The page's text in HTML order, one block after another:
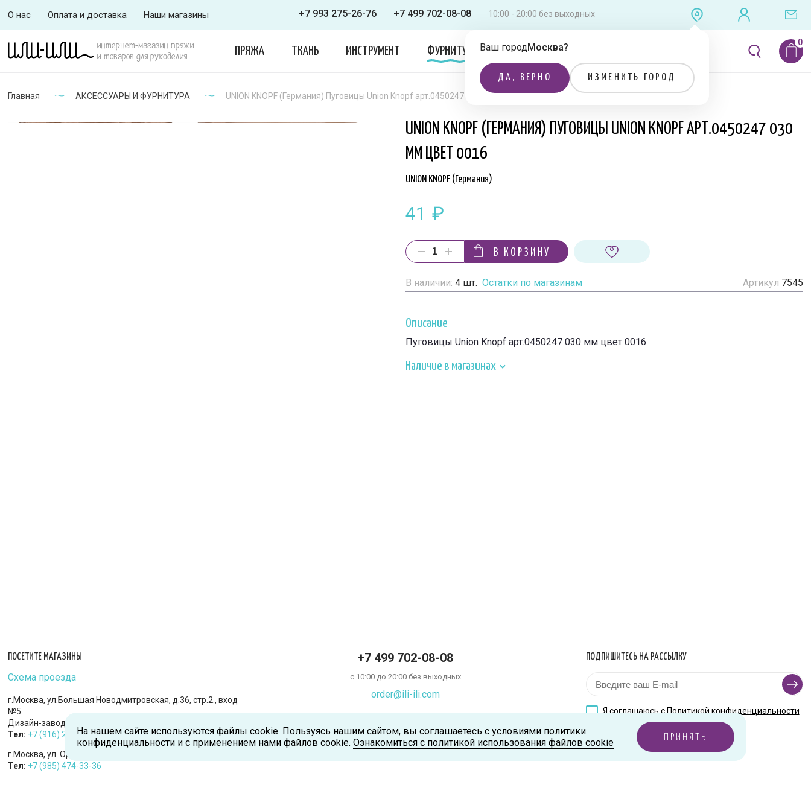
О нас Оплата и доставка Наши магазины +7 993 275-26-76 +7 499 702-08-08 10:00 - 20:00 без выходных
Ваш городМосква?
ДА, ВЕРНО ИЗМЕНИТЬ ГОРОД
интернет-магазин пряжи
и товаров для рукоделия
ПРЯЖА ТКАНЬ ИНСТРУМЕНТ ФУРНИТУРА ОДЕЖДА ЛИТЕРАТУРА
Главная АКСЕССУАРЫ И ФУРНИТУРА UNION KNOPF (Германия) Пуговицы Union Knopf арт.0450247 030 мм цвет 0016
UNION KNOPF (ГЕРМАНИЯ) ПУГОВИЦЫ UNION KNOPF АРТ.0450247 030
ММ ЦВЕТ 0016
UNION KNOPF (Германия)
41 ₽
В КОРЗИНУ
В наличии: 4 шт. Остатки по магазинам Артикул 7545
Описание
Пуговицы Union Knopf арт.0450247 030 мм цвет 0016
Наличие в магазинах
ПОСЕТИТЕ МАГАЗИНЫ
Схема проезда
г.Москва, ул.Большая Новодмитровская, д.36, стр.2., вход
№5
Дизайн-завод «FLACON»
Тел: +7 (916) 215-94-95
г.Москва, ул. Орджоникидзе, д.9, к.1
Тел: +7 (985) 474-33-36
+7 499 702-08-08
с 10:00 до 20:00 без выходных
order@ili-ili.com
ПОДПИШИТЕСЬ НА РАССЫЛКУ
Я соглашаюсь сПолитикой конфиденциальности
На нашем сайте используются файлы cookie. Пользуясь нашим сайтом, вы соглашаетесь с условиями политики
конфиденциальности и с применением нами файлов cookie. Ознакомиться с политикой использования файлов cookie ПРИНЯТЬ